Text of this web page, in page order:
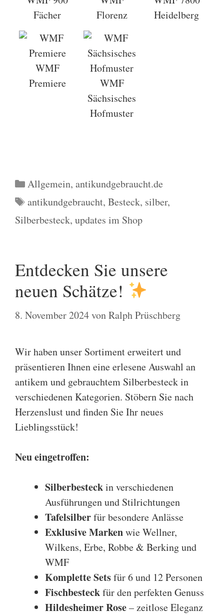
Fächer
Florenz
Heidelberg
WMF
Premiere
WMF
Sächsisches
Hofmuster
Kategorien
Allgemein, antikundgebraucht.de
Schlagwörter
antikundgebraucht, Besteck, silber,
Silberbesteck, updates im Shop
Entdecken Sie unsere
neuen Schätze!
8. November 2024vonRalph Prüschberg
Wir haben unser Sortiment erweitert und
präsentieren Ihnen eine erlesene Auswahl an
antikem und gebrauchtem Silberbesteck in
verschiedenen Kategorien. Stöbern Sie nach
Herzenslust und finden Sie Ihr neues
Lieblingsstück!
Neu eingetroffen:
Silberbesteckin verschiedenen
Ausführungen und Stilrichtungen
Tafelsilberfür besondere Anlässe
Exklusive MarkenwieWellner,
Wilkens, Erbe, Robbe & Berkingund
WMF
Komplette Setsfür 6und 12 Personen
Fischbesteckfür den perfekten Genuss
Hildesheimer Rose– zeitlose Eleganz